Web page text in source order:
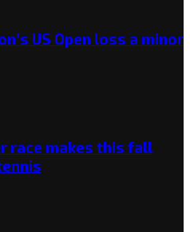
US Open loss a minor
race makes this fall